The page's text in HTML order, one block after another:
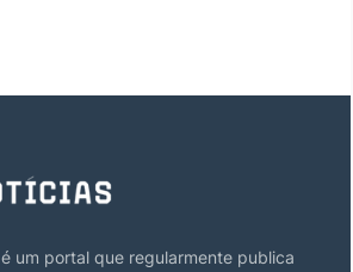
é um portal que regularmente publica